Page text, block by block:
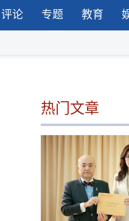
评论 专题 教育
热门文章